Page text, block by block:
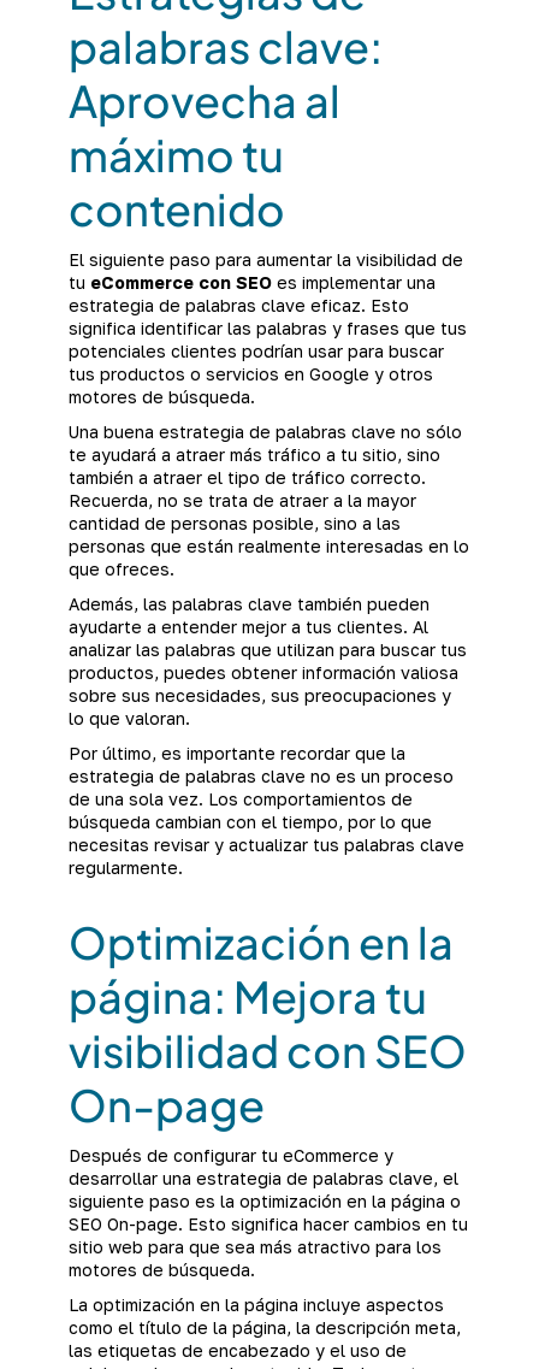
palabras clave:
Aprovecha al
máximo tu
contenido
El siguiente paso para aumentar la visibilidad de
tu eCommerce con SEO es implementar una
estrategia de palabras clave eficaz. Esto
significa identificar las palabras y frases que tus
potenciales clientes podrían usar para buscar
tus productos o servicios en Google y otros
motores de búsqueda.
Una buena estrategia de palabras clave no sólo
te ayudará a atraer más tráfico a tu sitio, sino
también a atraer el tipo de tráfico correcto.
Recuerda, no se trata de atraer a la mayor
cantidad de personas posible, sino a las
personas que están realmente interesadas en lo
que ofreces.
Además, las palabras clave también pueden
ayudarte a entender mejor a tus clientes. Al
analizar las palabras que utilizan para buscar tus
productos, puedes obtener información valiosa
sobre sus necesidades, sus preocupaciones y
lo que valoran.
Por último, es importante recordar que la
estrategia de palabras clave no es un proceso
de una sola vez. Los comportamientos de
búsqueda cambian con el tiempo, por lo que
necesitas revisar y actualizar tus palabras clave
regularmente.
Optimización en la
página: Mejora tu
visibilidad con SEO
On-page
Después de configurar tu eCommerce y
desarrollar una estrategia de palabras clave, el
siguiente paso es la optimización en la página o
SEO On-page. Esto significa hacer cambios en tu
sitio web para que sea más atractivo para los
motores de búsqueda.
La optimización en la página incluye aspectos
como el título de la página, la descripción meta,
las etiquetas de encabezado y el uso de